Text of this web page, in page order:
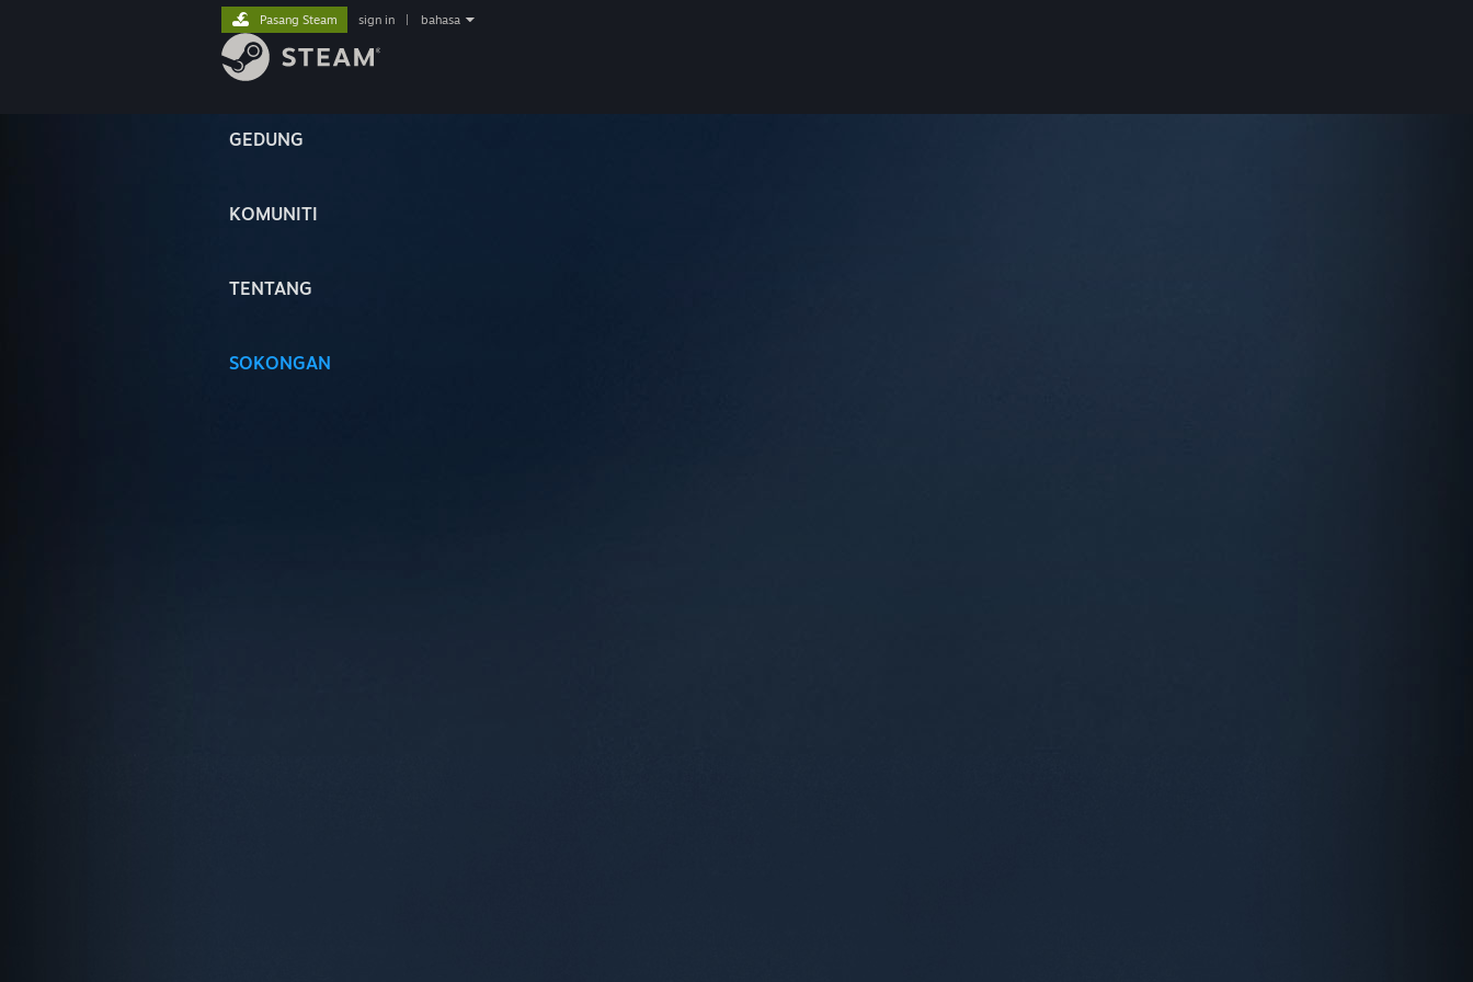
GEDUNG
KOMUNITI
TENTANG
SOKONGAN
Pasang Steam sign in bahasa